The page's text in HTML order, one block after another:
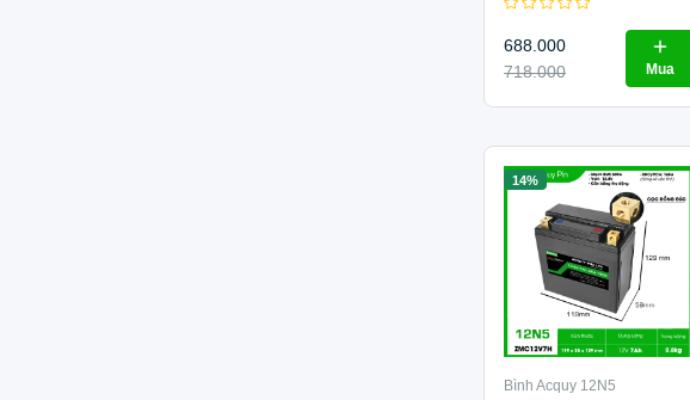
688.000
718.000
Mua
14%
Bình Acquy 12N5